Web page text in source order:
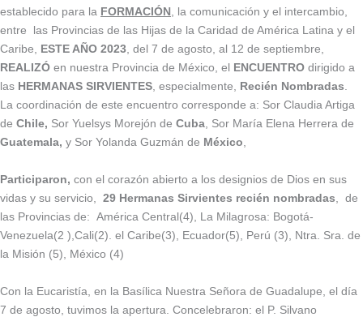
establecido para la FORMACIÓN , la comunicación y el intercambio,
entre las Provincias de las Hijas de la Caridad de América Latina y el
Caribe, ESTE AÑO 2023, del 7 de agosto, al 12 de septiembre,
REALIZÓ en nuestra Provincia de México, el ENCUENTRO dirigido a
las HERMANAS SIRVIENTES, especialmente, Recién Nombradas.
La coordinación de este encuentro corresponde a: Sor Claudia Artiga
de Chile, Sor Yuelsys Morejón de Cuba, Sor María Elena Herrera de
Guatemala, y Sor Yolanda Guzmán de México,
Participaron, con el corazón abierto a los designios de Dios en sus
vidas y su servicio, 29 Hermanas Sirvientes recién nombradas, de
las Provincias de: América Central(4), La Milagrosa: Bogotá-
Venezuela(2 ),Cali(2). el Caribe(3), Ecuador(5), Perú (3), Ntra. Sra. de
la Misión (5), México (4)
Con la Eucaristía, en la Basílica Nuestra Señora de Guadalupe, el día
7 de agosto, tuvimos la apertura. Concelebraron: el P. Silvano